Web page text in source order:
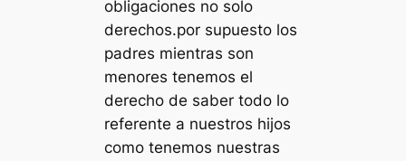
obligaciones no solo
derechos.por supuesto los
padres mientras son
menores tenemos el
derecho de saber todo lo
referente a nuestros hijos
como tenemos nuestras